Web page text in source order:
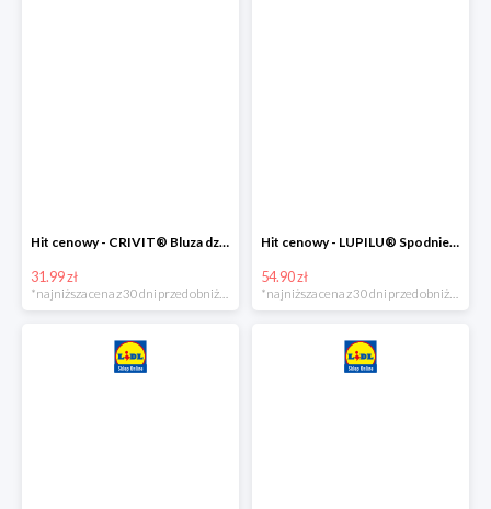
Hit cenowy - CRIVIT® Bluza dziewczęca z polaru
31.99 zł
Hit cenowy - LUPILU® Spodnie narciarskie chłopięce
54.90 zł